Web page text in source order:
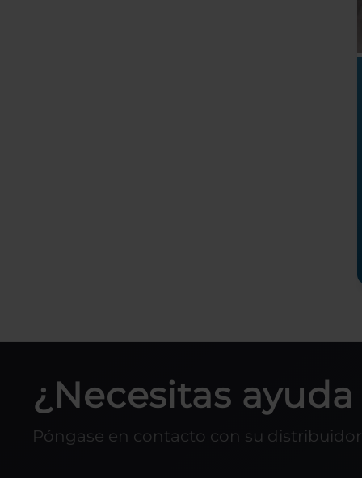
¿Necesitas
Póngase en contacto con su